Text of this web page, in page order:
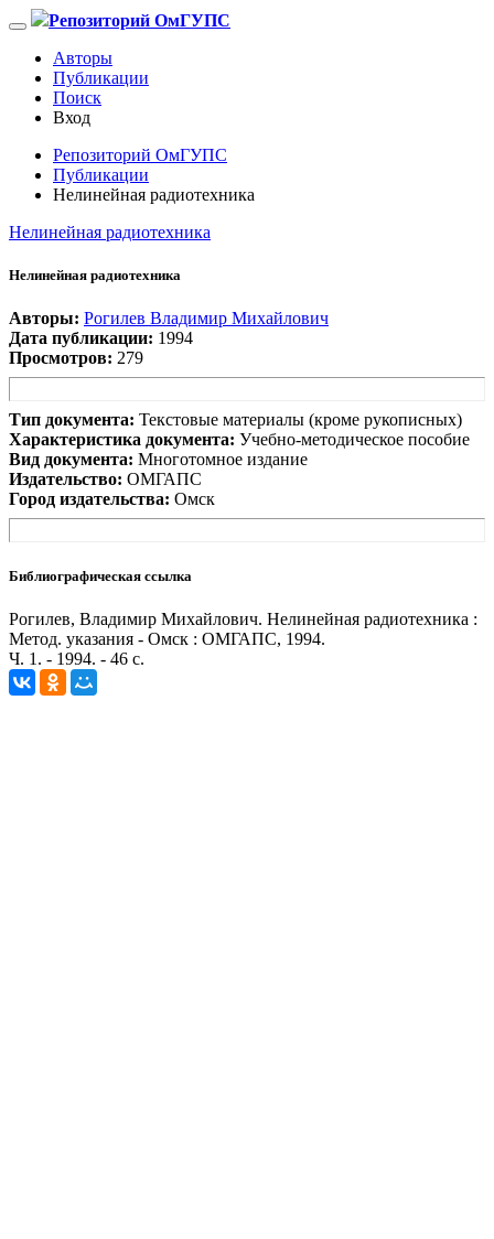
Репозиторий ОмГУПС
Авторы
Публикации
Поиск
Вход
Репозиторий ОмГУПС
Публикации
Нелинейная радиотехника
Нелинейная радиотехника
Нелинейная радиотехника
Авторы: Рогилев Владимир Михайлович
Дата публикации: 1994
Просмотров: 279
Тип документа: Текстовые материалы (кроме рукописных)
Характеристика документа: Учебно-методическое пособие
Вид документа: Многотомное издание
Издательство: ОМГАПС
Город издательства: Омск
Библиографическая ссылка
Рогилев, Владимир Михайлович. Нелинейная радиотехника :
Метод. указания - Омск : ОМГАПС, 1994.
Ч. 1. - 1994. - 46 с.